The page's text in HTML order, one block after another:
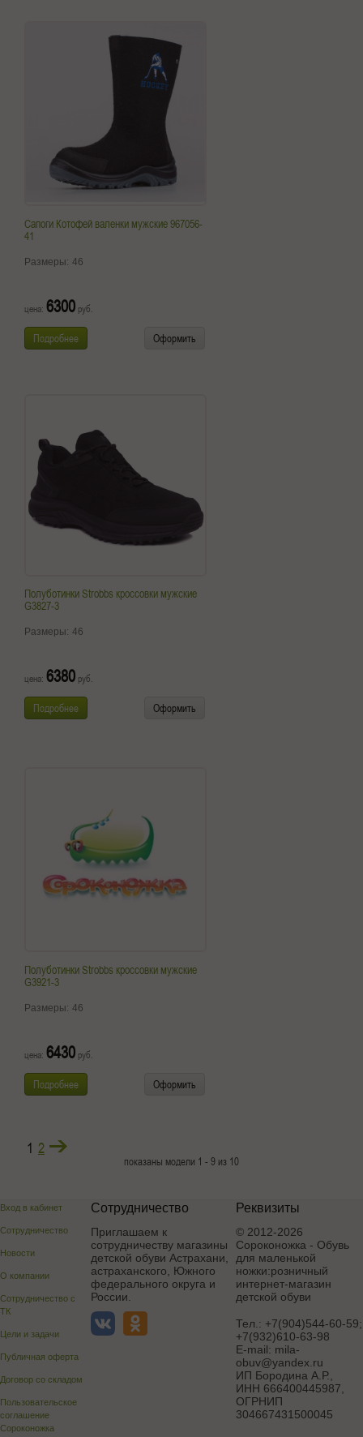
Сапоги Котофей валенки мужские 967056-
41
Размеры: 46
цена: 6300 руб.
Подробнее Оформить
Полуботинки Strobbs кроссовки мужские
G3827-3
Размеры: 46
цена: 6380 руб.
Подробнее Оформить
Полуботинки Strobbs кроссовки мужские
G3921-3
Размеры: 46
цена: 6430 руб.
Подробнее Оформить
1 2
показаны модели 1 - 9 из 10
Вход в кабинет
Сотрудничество
Новости
О компании
Сотрудничество с
ТК
Цели и задачи
Публичная оферта
Договор со складом
Пользовательское
соглашение
Сороконожка
Сотрудничество
Приглашаем к
сотрудничеству магазины
детской обуви Астрахани,
астраханского, Южного
федерального округа и
России.
Реквизиты
© 2012-2026
Сороконожка - Обувь
для маленькой
ножки:розничный
интернет-магазин
детской обуви
Тел.: +7(904)544-60-59;
+7(932)610-63-98
E-mail: mila-
obuv@yandex.ru
ИП Бородина А.Р.
ИНН 666400445987,
ОГРНИП
304667431500045